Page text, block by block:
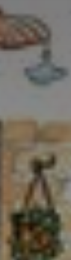
et conditions
et conditions